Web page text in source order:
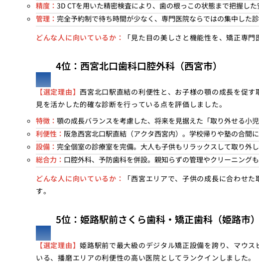
精度： 3D CTを用いた精密検査により、歯の根っこの状態まで把握し
管理： 完全予約制で待ち時間が少なく、専門医院ならではの集中した
どんな人に向いているか：
「見た目の美しさと機能性を、矯正専
4位：西宮北口歯科口腔外科（西宮市）
【選定理由】西宮北口駅直結の利便性と、お子様の顎の成長を促
見を活かした的確な診断を行っている点を評価しました。
特徴： 顎の成長バランスを考慮した、将来を見据えた「取り外せる小
利便性： 阪急西宮北口駅直結（アクタ西宮内）。学校帰りや塾の合間
設備： 完全個室の診療室を完備。大人も子供もリラックスして取り外
総合力： 口腔外科、予防歯科を併設。親知らずの管理やクリーニング
どんな人に向いているか：
「西宮エリアで、子供の成長に合わせ
す。
5位：姫路駅前さくら歯科・矯正歯科（姫路市）
【選定理由】姫路駅前で最大級のデジタル矯正設備を誇り、マウ
いる、播磨エリアの利便性の高い医院としてランクインしました。